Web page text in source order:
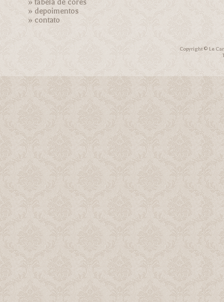
» tabela de cores
»depoimentos
»contato
Copyright © Le